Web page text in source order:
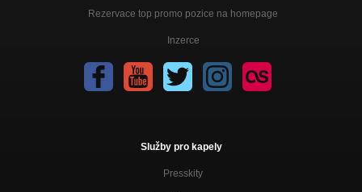
Rezervace top promo pozice na homepage
Inzerce
Služby pro kapely
Presskity